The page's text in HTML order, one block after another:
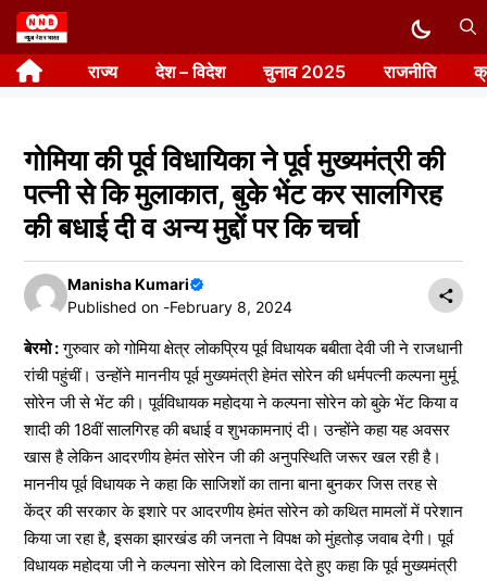
Skip
to
content राज्य देश – विदेश चुनाव 2025 राजनीति
गोमिया की पूर्व विधायिका ने पूर्व मुख्यमंत्री की
पत्नी से कि मुलाकात,‌ बुके भेंट कर सालगिरह
की बधाई दी व अन्य मुद्दों पर कि चर्चा
Manisha Kumari
Published on -February 8, 2024
बेरमो :गुरुवार को गोमिया क्षेत्र लोकप्रिय पूर्व विधायक बबीता देवी जी ने राजधानी
रांची पहुंचीं। उन्होंने माननीय पूर्व मुख्यमंत्री हेमंत सोरेन की धर्मपत्नी कल्पना मुर्मू
सोरेन जी से भेंट की। पूर्वविधायक महोदया ने कल्पना सोरेन को बुके भेंट किया व
शादी की 18वीं सालगिरह की बधाई व शुभकामनाएं दी। उन्होंने कहा यह अवसर
खास है लेकिन आदरणीय हेमंत सोरेन जी की अनुपस्थिति जरूर खल रही है।
माननीय पूर्व विधायक ने कहा कि साजिशों का ताना बाना बुनकर जिस तरह से
केंद्र की सरकार के इशारे पर आदरणीय हेमंत सोरेन को कथित मामलों में परेशान
किया जा रहा है, इसका झारखंड की जनता ने विपक्ष को मुंहतोड़ जवाब देगी। पूर्व
विधायक महोदया जी ने कल्पना सोरेन को दिलासा देते हुए कहा कि पूर्व मुख्यमंत्री